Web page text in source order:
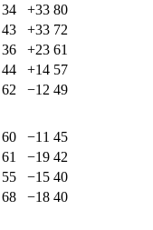
34 +33 80
43 +33 72
36 +23 61
44 +14 57
62 −12 49
60 −11 45
61 −19 42
55 −15 40
68 −18 40